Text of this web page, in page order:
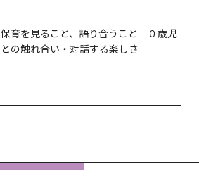
保育を見ること、語り合うこと｜０歳児
との触れ合い・対話する楽しさ